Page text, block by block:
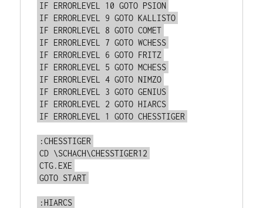
IF ERRORLEVEL 10 GOTO PSION
IF ERRORLEVEL 9 GOTO KALLISTO
IF ERRORLEVEL 8 GOTO COMET
IF ERRORLEVEL 7 GOTO WCHESS
IF ERRORLEVEL 6 GOTO FRITZ
IF ERRORLEVEL 5 GOTO MCHESS
IF ERRORLEVEL 4 GOTO NIMZO
IF ERRORLEVEL 3 GOTO GENIUS
IF ERRORLEVEL 2 GOTO HIARCS
IF ERRORLEVEL 1 GOTO CHESSTIGER
:CHESSTIGER
CD \SCHACH\CHESSTIGER12
CTG.EXE
GOTO START
:HIARCS